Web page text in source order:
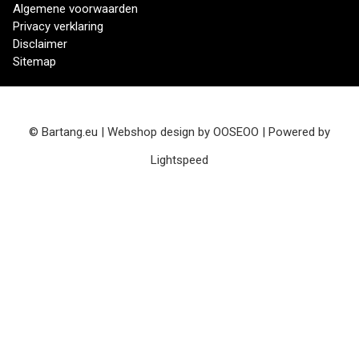
Algemene voorwaarden
Privacy verklaring
Disclaimer
Sitemap
© Bartang.eu | Webshop design by OOSEOO | Powered by
Lightspeed